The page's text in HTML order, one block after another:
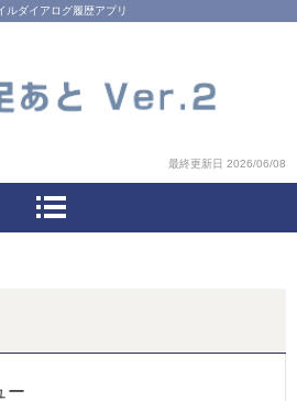
ルダイアログ履歴アプリ
最終更新日 2026/06/08
ー